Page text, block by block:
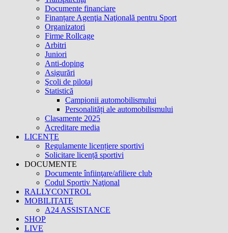
Documente financiare
Finanțare Agenţia Naţională pentru Sport
Organizatori
Firme Rollcage
Arbitri
Juniori
Anti-doping
Asigurări
Şcoli de pilotaj
Statistică
Campionii automobilismului
Personalități ale automobilismului
Clasamente 2025
Acreditare media
LICENȚE
Regulamente licențiere sportivi
Solicitare licență sportivi
DOCUMENTE
Documente înfiinţare/afiliere club
Codul Sportiv Naţional
RALLYCONTROL
MOBILITATE
A24 ASSISTANCE
SHOP
LIVE